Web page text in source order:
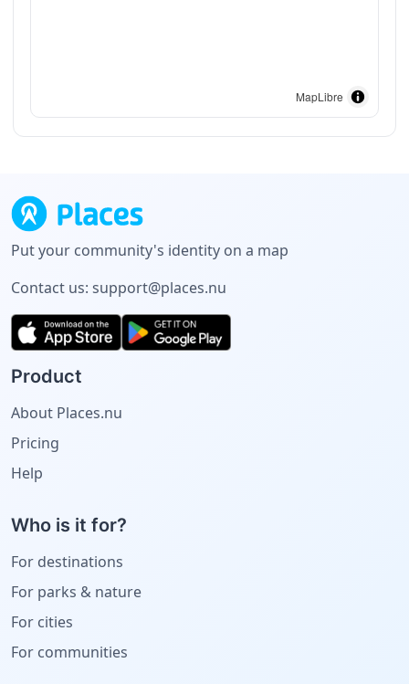
MapLibre
Put your community's identity on a map
Contact us: support@places.nu
Product
About Places.nu
Pricing
Help
Who is it for?
For destinations
For parks & nature
For cities
For communities